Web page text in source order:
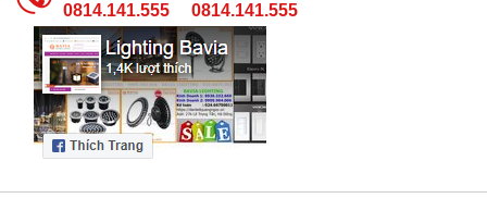
0814.141.555 0814.141.555